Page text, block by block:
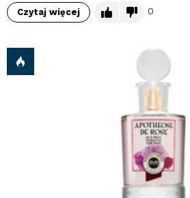
Czytaj więcej 0